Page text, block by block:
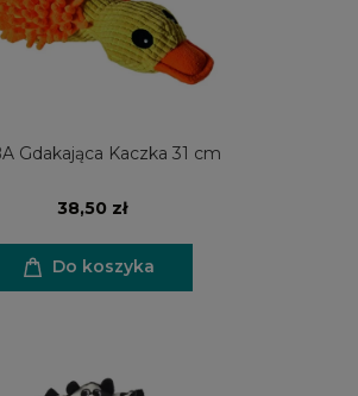
Gdakająca Kaczka 31 cm
38,50 zł
Do koszyka